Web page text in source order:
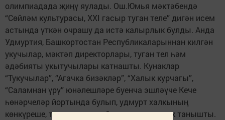
олимпиадада җиңү яулады. Ош.Юмья мәктәбендә
“Сөйләм культурасы, XXI гасыр туган теле” дигән исем
астында үткән очрашу да истә калырлык булды. Анда
Удмуртия, Башкортостан Республикаларыннан килгән
укучылар, мәктәп директорлары, туган тел һәм
әдәбияты укытучылары катнашты. Кунаклар
“Тукучылар”, “Агачка бизәкләр”, “Халык курчагы”,
“Саламнан үрү” юнәлешләре буенча эшләүче Кече
һөнәрчеләр йортында булып, удмурт халкының
көнкүреше, традицияләре белән якыннанрак танышты.